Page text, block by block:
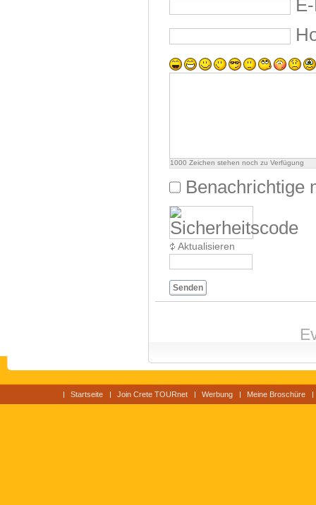
1000 Zeichen stehen noch zu Verfügung
Benachrichtige
Aktualisieren
Senden
Startseite Join Crete TOURnet Werbung Meine Broschüre